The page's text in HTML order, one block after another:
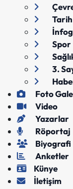
Tarih
Spor
3.
Foto
Video
Yazarlar
Röportaj
Biyografi
Anketler
Künye
İletişim